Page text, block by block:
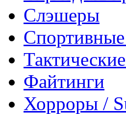
Слэшеры
Файтинги
Хорроры /